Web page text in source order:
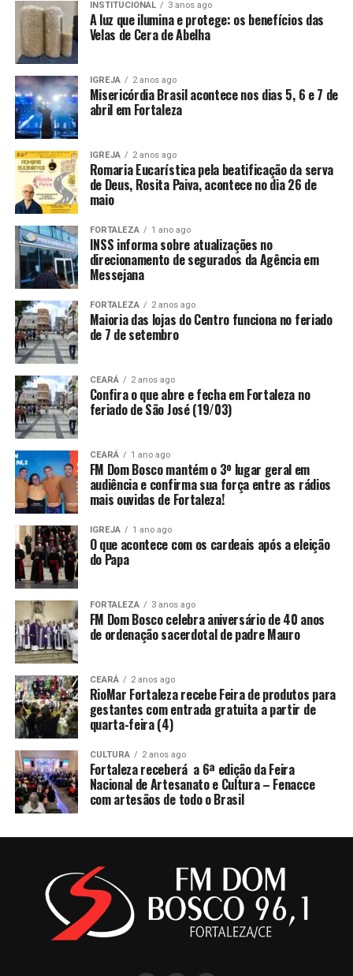
INSTITUCIONAL 3 anos ago
A luz que ilumina e protege: os benefícios das
Velas de Cera de Abelha
IGREJA 2 anos ago
Misericórdia Brasil acontece nos dias 5, 6 e 7 de
abril em Fortaleza
IGREJA 2 anos ago
Romaria Eucarística pela beatificação da serva
de Deus, Rosita Paiva, acontece no dia 26 de
maio
FORTALEZA 1 ano ago
INSS informa sobre atualizações no
direcionamento de segurados da Agência em
Messejana
FORTALEZA 2 anos ago
Maioria das lojas do Centro funciona no feriado
de 7 de setembro
CEARÁ 2 anos ago
Confira o que abre e fecha em Fortaleza no
feriado de São José (19/03)
CEARÁ 1 ano ago
FM Dom Bosco mantém o 3º lugar geral em
audiência e confirma sua força entre as rádios
mais ouvidas de Fortaleza!
IGREJA 1 ano ago
O que acontece com os cardeais após a eleição
do Papa
FORTALEZA 3 anos ago
FM Dom Bosco celebra aniversário de 40 anos
de ordenação sacerdotal de padre Mauro
CEARÁ 2 anos ago
RioMar Fortaleza recebe Feira de produtos para
gestantes com entrada gratuita a partir de
quarta-feira (4)
CULTURA 2 anos ago
Fortaleza receberá a 6ª edição da Feira
Nacional de Artesanato e Cultura – Fenacce
com artesãos de todo o Brasil